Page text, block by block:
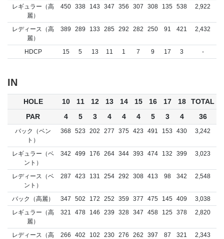
レギュラー（高
麗）
450 338 143 347 356 307 308 135 538 2,922
レディース（高
麗）
389 289 133 285 292 282 250 91 421 2,432
HDCP 15 5 13 11 1 7 9 17 3 -
IN
HOLE 10 11 12 13 14 15 16 17 18
TOTAL
PAR
4 5 3 4 4 4 5 3 4 36
バック（ベン
ト）
368 523 202 277 375 423 491 153 430 3,242
レギュラー（ベ
ント）
342 499 176 264 344 393 474 132 399 3,023
レディース（ベ
ント）
287 423 131 254 292 308 413 98 342 2,548
バック（高麗） 347 502 172 252 359 377 475 145 409
3,038
レギュラー（高
麗）
321 478 146 239 328 347 458 125 378 2,820
レディース（高
266 402 102 230 276 262 397 87 321 2,343